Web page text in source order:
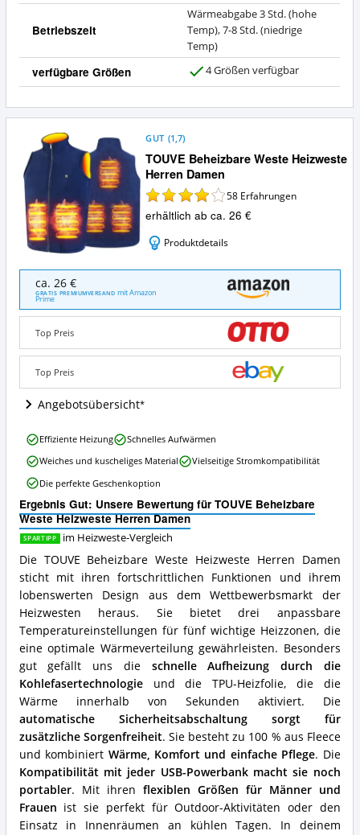
Betriebszeit
Wärmeabgabe 3 Std. (hohe
Temp), 7-8 Std. (niedrige
Temp)
verfügbare Größen 4 Größen verfügbar
TOUVE Beheizbare Weste Heizweste
Herren Damen
GUT (1,7)
58 Erfahrungen
erhältlich ab ca. 26 €
Produktdetails
TOUVE
Beheizbare
Weste
Heizweste
Herren
Damen
ist
diese
erhältlich?
ca. 26 €
GRATIS PREMIUMVERSAND mit Amazon
Prime
Top Preis
Top Preis
Angebotsübersicht
Ergebnis Gut: Unsere Bewertung für TOUVE Beheizbare
Weste Heizweste Herren Damen
SPARTIPP im Heizweste-Vergleich
Die TOUVE Beheizbare Weste Heizweste Herren Damen
sticht mit ihren fortschrittlichen Funktionen und ihrem
lobenswerten Design aus dem Wettbewerbsmarkt der
Heizwesten heraus. Sie bietet drei anpassbare
Temperatureinstellungen für fünf wichtige Heizzonen, die
eine optimale Wärmeverteilung gewährleisten. Besonders
gut gefällt uns die schnelle Aufheizung durch die
Kohlefasertechnologieund die TPU-Heizfolie, die die
Wärme innerhalb von Sekunden aktiviert. Die
automatische Sicherheitsabschaltung sorgt für
zusätzliche Sorgenfreiheit. Sie besteht zu 100 % aus Fleece
und kombiniert Wärme, Komfort und einfache Pflege. Die
Kompatibilität mit jeder USB-Powerbank macht sie noch
portabler. Mit ihren flexiblen Größen für Männer und
Frauen ist sie perfekt für Outdoor-Aktivitäten oder den
Einsatz in Innenräumen an kühlen Tagen. In deinem
TOUVE
Beheizbare
Weste
Heizweste
Herren
Damen
Vorteile:
Was
spricht
für
diese
Heizweste?
Effiziente Heizung
Schnelles Aufwärmen
Weiches und kuscheliges Material
Vielseitige Stromkompatibilität
Die perfekte Geschenkoption